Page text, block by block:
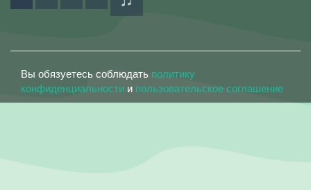
Вы обязуетесь соблюдать политику
конфиденциальности и пользовательское соглашение